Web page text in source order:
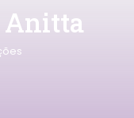
Anitta